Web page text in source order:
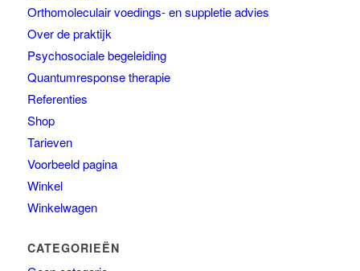
Orthomoleculair voedings- en suppletie advies
Over de praktijk
Psychosociale begeleiding
Quantumresponse therapie
Referenties
Shop
Tarieven
Voorbeeld pagina
Winkel
Winkelwagen
CATEGORIEËN